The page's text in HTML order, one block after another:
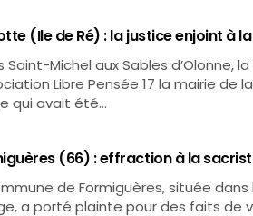
(Ile de Ré) : la justice enjoint à
Saint-Michel aux Sables d’Olonne,
Libre Pensée 17 la mairie
qui avait été…
(66) : effraction à la
de Formiguères, située
a porté plainte pour des faits de